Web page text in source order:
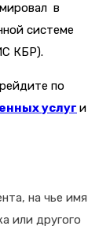
в
системе
КБР).
по
услуг и
на чье имя
или другого